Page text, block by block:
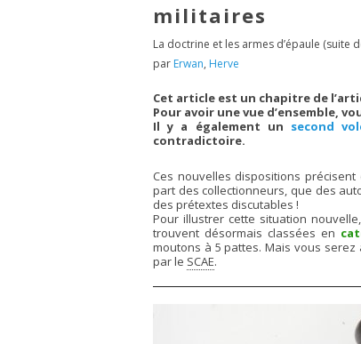
militaires
La doctrine et les armes d’épaule (suite
par Erwan, Herve
Cet article est un chapitre de
Pour avoir une vue d’ensemble,
Il y a également un second
contradictoire.
Ces nouvelles dispositions
part des collectionneurs, que des
des prétextes discutables !
Pour illustrer cette situation
trouvent désormais classées en
moutons à 5 pattes. Mais vous
par le SCAE.